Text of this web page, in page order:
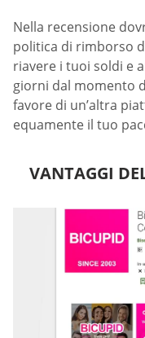
Nella recensione
politica di rimborso
riavere i tuoi soldi e
giorni dal momento
favore di un’altra
equamente il tuo
VANTAGGI